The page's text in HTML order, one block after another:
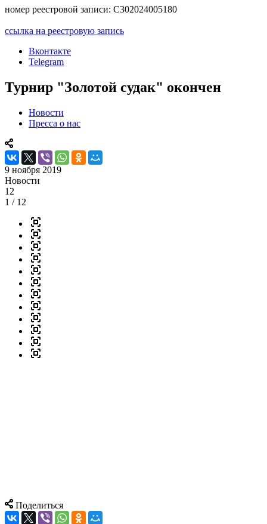
номер реестровой записи: С302024005180
ссылка на реестровую запись
Вконтакте
Telegram
Турнир "Золотой судак" окончен
Новости
Пресса о нас
9 ноября 2019
Новости
12
1 / 12
Поделиться